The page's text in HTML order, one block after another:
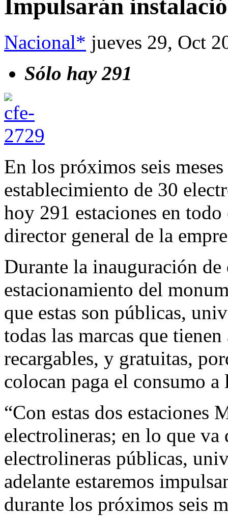
Impulsarán
Nacional* jueves 29, Oct
Sólo hay 291
En los próximos seis
establecimiento de 30
hoy 291 estaciones en
director general de la
Durante la inauguración
estacionamiento del
que estas son públicas,
todas las marcas que
recargables, y gratuitas,
colocan paga el consumo a
“Con estas dos estaciones
electrolineras; en lo que va
electrolineras públicas,
adelante estaremos
durante los próximos seis